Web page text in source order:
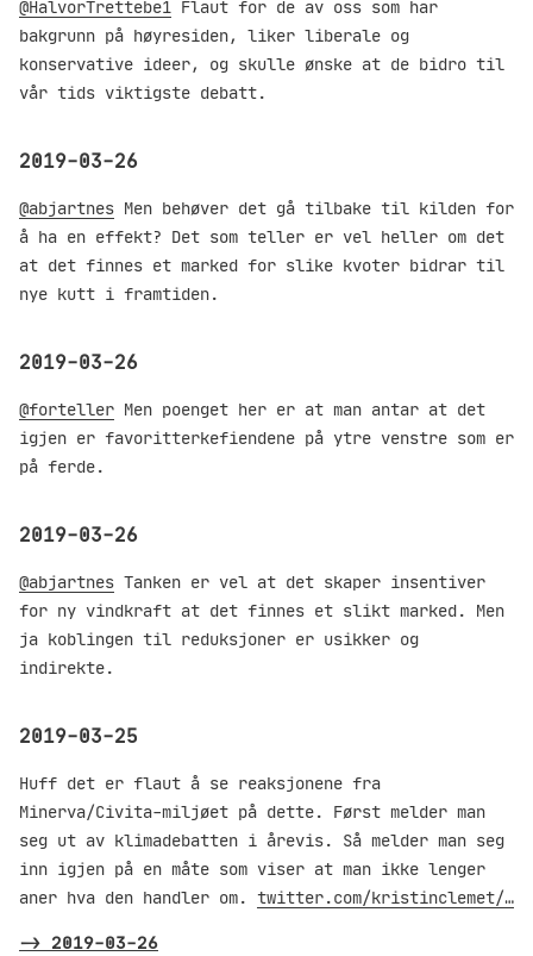
@HalvorTrettebe1 Flaut for de av oss som har
bakgrunn på høyresiden, liker liberale og
konservative ideer, og skulle ønske at de bidro til
vår tids viktigste debatt.
2019-03-26
@abjartnes Men behøver det gå tilbake til kilden for
å ha en effekt? Det som teller er vel heller om det
at det finnes et marked for slike kvoter bidrar til
nye kutt i framtiden.
2019-03-26
@forteller Men poenget her er at man antar at det
igjen er favoritterkefiendene på ytre venstre som er
på ferde.
2019-03-26
@abjartnes Tanken er vel at det skaper insentiver
for ny vindkraft at det finnes et slikt marked. Men
ja koblingen til reduksjoner er usikker og
indirekte.
2019-03-25
Huff det er flaut å se reaksjonene fra
Minerva/Civita-miljøet på dette. Først melder man
seg ut av klimadebatten i årevis. Så melder man seg
inn igjen på en måte som viser at man ikke lenger
aner hva den handler om. twitter.com/kristinclemet/…
-> 2019-03-26